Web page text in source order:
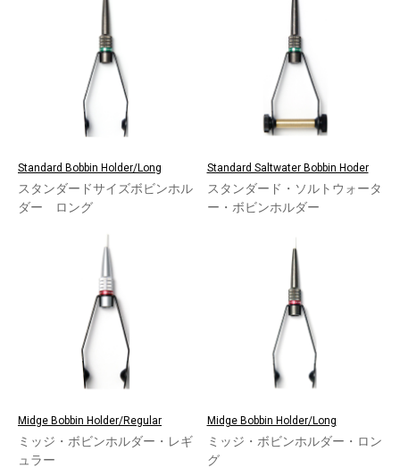
Standard Bobbin Holder/Long
スタンダードサイズボビンホル
ダー ロング
Standard Saltwater Bobbin Hoder
スタンダード・ソルトウォータ
ー・ボビンホルダー
Midge Bobbin Holder/Regular
ミッジ・ボビンホルダー・レギ
ュラー
Midge Bobbin Holder/Long
ミッジ・ボビンホルダー・ロン
グ